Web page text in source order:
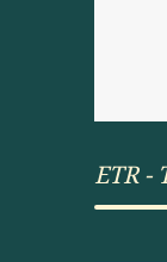
ETR -